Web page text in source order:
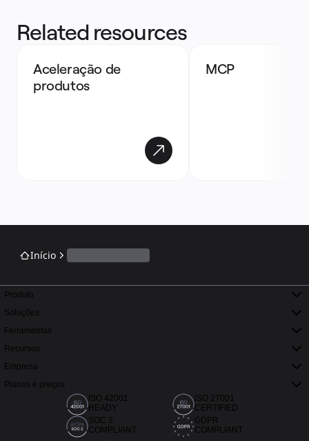
Related resources
Aceleração de
produtos
MCP
Início
Produto
Soluções
Ferramentas
Recursos
Empresa
Planos e preços
ISO 42001
READY
ISO 27001
CERTIFIED
SOC 2
COMPLIANT
GDPR
COMPLIANT